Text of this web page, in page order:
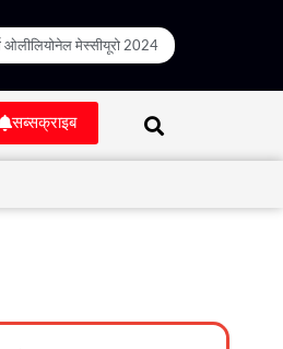
ओलीलियोनेल मेस्सीयूरो 2024
सब्सक्राइब